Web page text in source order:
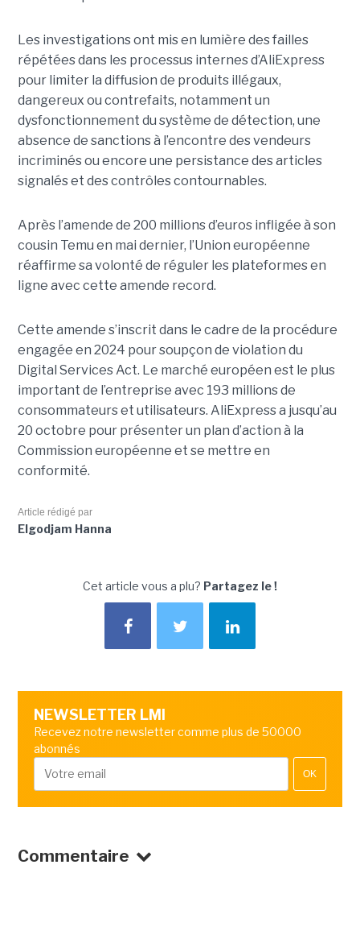
Les investigations ont mis en lumière des failles
répétées dans les processus internes d’AliExpress
pour limiter la diffusion de produits illégaux,
dangereux ou contrefaits, notamment un
dysfonctionnement du système de détection, une
absence de sanctions à l’encontre des vendeurs
incriminés ou encore une persistance des articles
signalés et des contrôles contournables.
Après l’amende de 200 millions d’euros infligée à son
cousin Temu en mai dernier, l’Union européenne
réaffirme sa volonté de réguler les plateformes en
ligne avec cette amende record.
Cette amende s’inscrit dans le cadre de la procédure
engagée en 2024 pour soupçon de violation du
Digital Services Act. Le marché européen est le plus
important de l’entreprise avec 193 millions de
consommateurs et utilisateurs. AliExpress a jusqu’au
20 octobre pour présenter un plan d’action à la
Commission européenne et se mettre en
conformité.
Article rédigé par
Elgodjam Hanna
Cet article vous a plu? Partagez le !
NEWSLETTER LMI
Recevez notre newsletter comme plus de 50000
abonnés
OK
Commentaire